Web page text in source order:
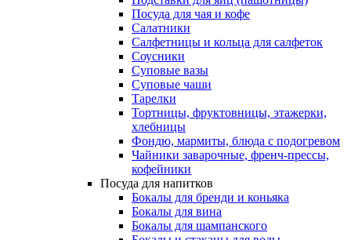
Посуда для чая и кофе
Салатники
Салфетницы и кольца для салфеток
Соусники
Суповые вазы
Суповые чаши
Тарелки
Тортницы, фруктовницы, этажерки,
хлебницы
Фондю, мармиты, блюда с подогревом
Чайники заварочные, френч-прессы,
кофейники
Посуда для напитков
Бокалы для бренди и коньяка
Бокалы для вина
Бокалы для шампанского